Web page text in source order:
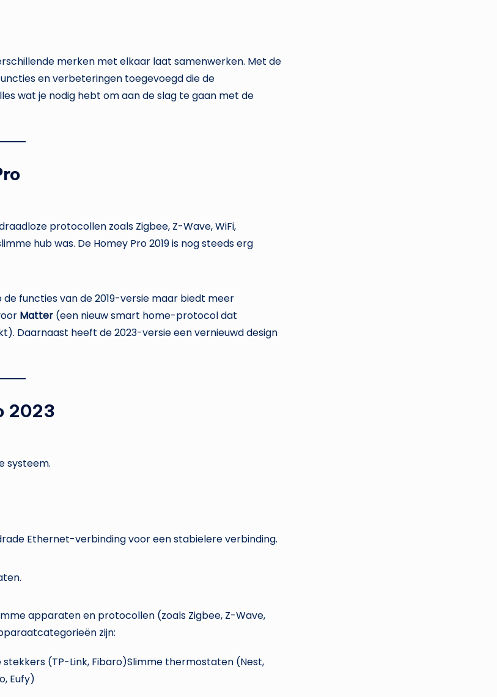
merken met elkaar laat samenwerken. Met de
en verbeteringen toegevoegd die de
wat je nodig hebt om aan de slag te gaan met de
protocollen zoals Zigbee, Z-Wave, WiFi,
hub was. De Homey Pro 2019 is nog steeds erg
functies van de 2019-versie maar biedt meer
Matter (een nieuw smart home-protocol dat
Daarnaast heeft de 2023-versie een vernieuwd design
2023
systeem.
Ethernet-verbinding voor een stabielere verbinding.
apparaten en protocollen (zoals Zigbee, Z-Wave,
zijn:
stekkers (TP-Link, Fibaro)Slimme thermostaten (Nest,
Eufy)